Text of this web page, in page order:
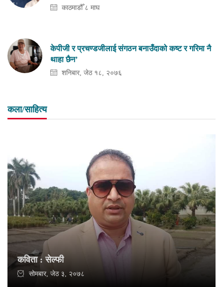
काठमाडौँ ८ माघ
केपीजी र प्रचण्डजीलाई संगठन बनाउँदाको कष्ट र गरिमा नै
थाहा छैन’
शनिबार, जेठ १८, २०७६
कला/साहित्य
कविता : सेल्फी
सोमबार, जेठ ३, २०७८